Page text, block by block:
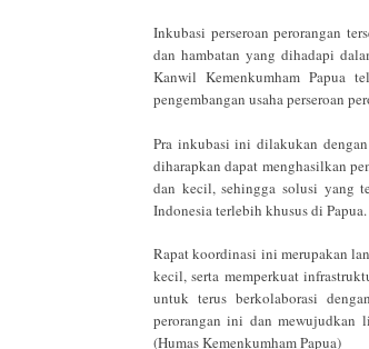
Inkubasi perseroan perorangan
dan hambatan yang dihadapi
Kanwil Kemenkumham Papua
pengembangan usaha perseroan
Pra inkubasi ini dilakukan
diharapkan dapat menghasilkan
dan kecil, sehingga solusi yang
Indonesia terlebih khusus di Papua.
Rapat koordinasi ini merupakan
kecil, serta memperkuat
untuk terus berkolaborasi
perorangan ini dan mewujudkan
(Humas Kemenkumham Papua)